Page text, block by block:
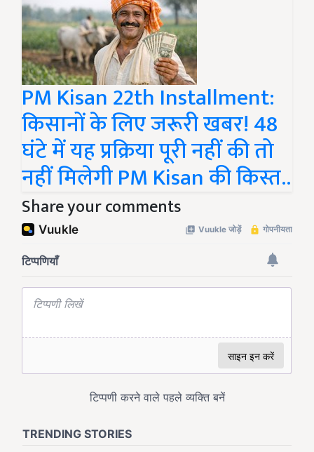
PM Kisan 22th Installment:
किसानों के लिए जरूरी खबर! 48
घंटे में यह प्रक्रिया पूरी नहीं की तो
नहीं मिलेगी PM Kisan की किस्त..
Share your comments